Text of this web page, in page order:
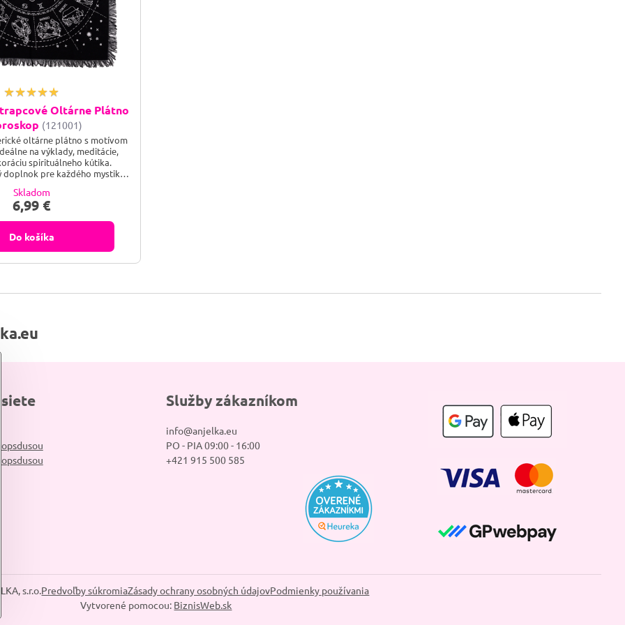
Oltárne Plátno
(121001)
oltárne plátno s motívom
na výklady, meditácie,
spirituálneho kútika.
doplnok pre každého mystika.
plátno s horoskopickým
dekoráciou, ale aj mystickým
Nech tvoj priestor žiari
duchovnou...
Skladom
6,99 €
Do košíka
Služby zákazníkom
info@anjelka.eu
PO - PIA 09:00 - 16:00
+421 915 500 585
s.r.o.Predvoľby súkromiaZásady ochrany osobných údajovPodmienky používania
Vytvorené pomocou: BiznisWeb.sk